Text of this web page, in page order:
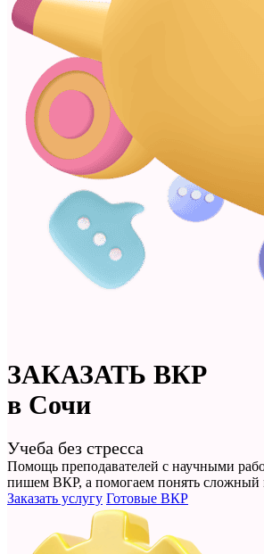
ЗАКАЗАТЬ ВКР
в Сочи
Учеба без стресса
Помощь преподавателей с научными
пишем ВКР, а помогаем понять сложный
Заказать услугу Готовые ВКР